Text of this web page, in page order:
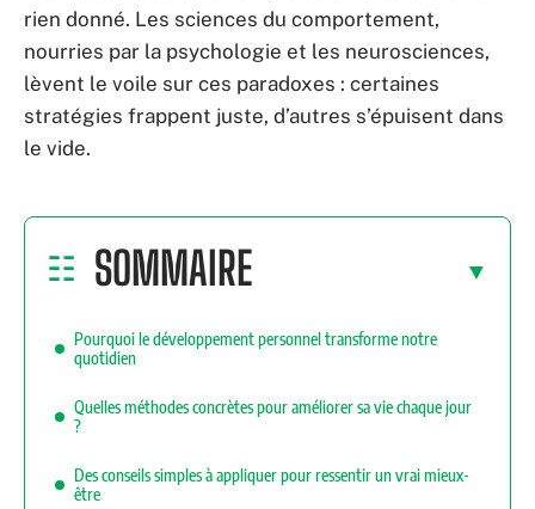
rien donné. Les sciences du comportement,
nourries par la psychologie et les neurosciences,
lèvent le voile sur ces paradoxes : certaines
stratégies frappent juste, d’autres s’épuisent dans
le vide.
SOMMAIRE
Pourquoi le développement personnel transforme notre
quotidien
Quelles méthodes concrètes pour améliorer sa vie chaque jour
?
Des conseils simples à appliquer pour ressentir un vrai mieux-
être